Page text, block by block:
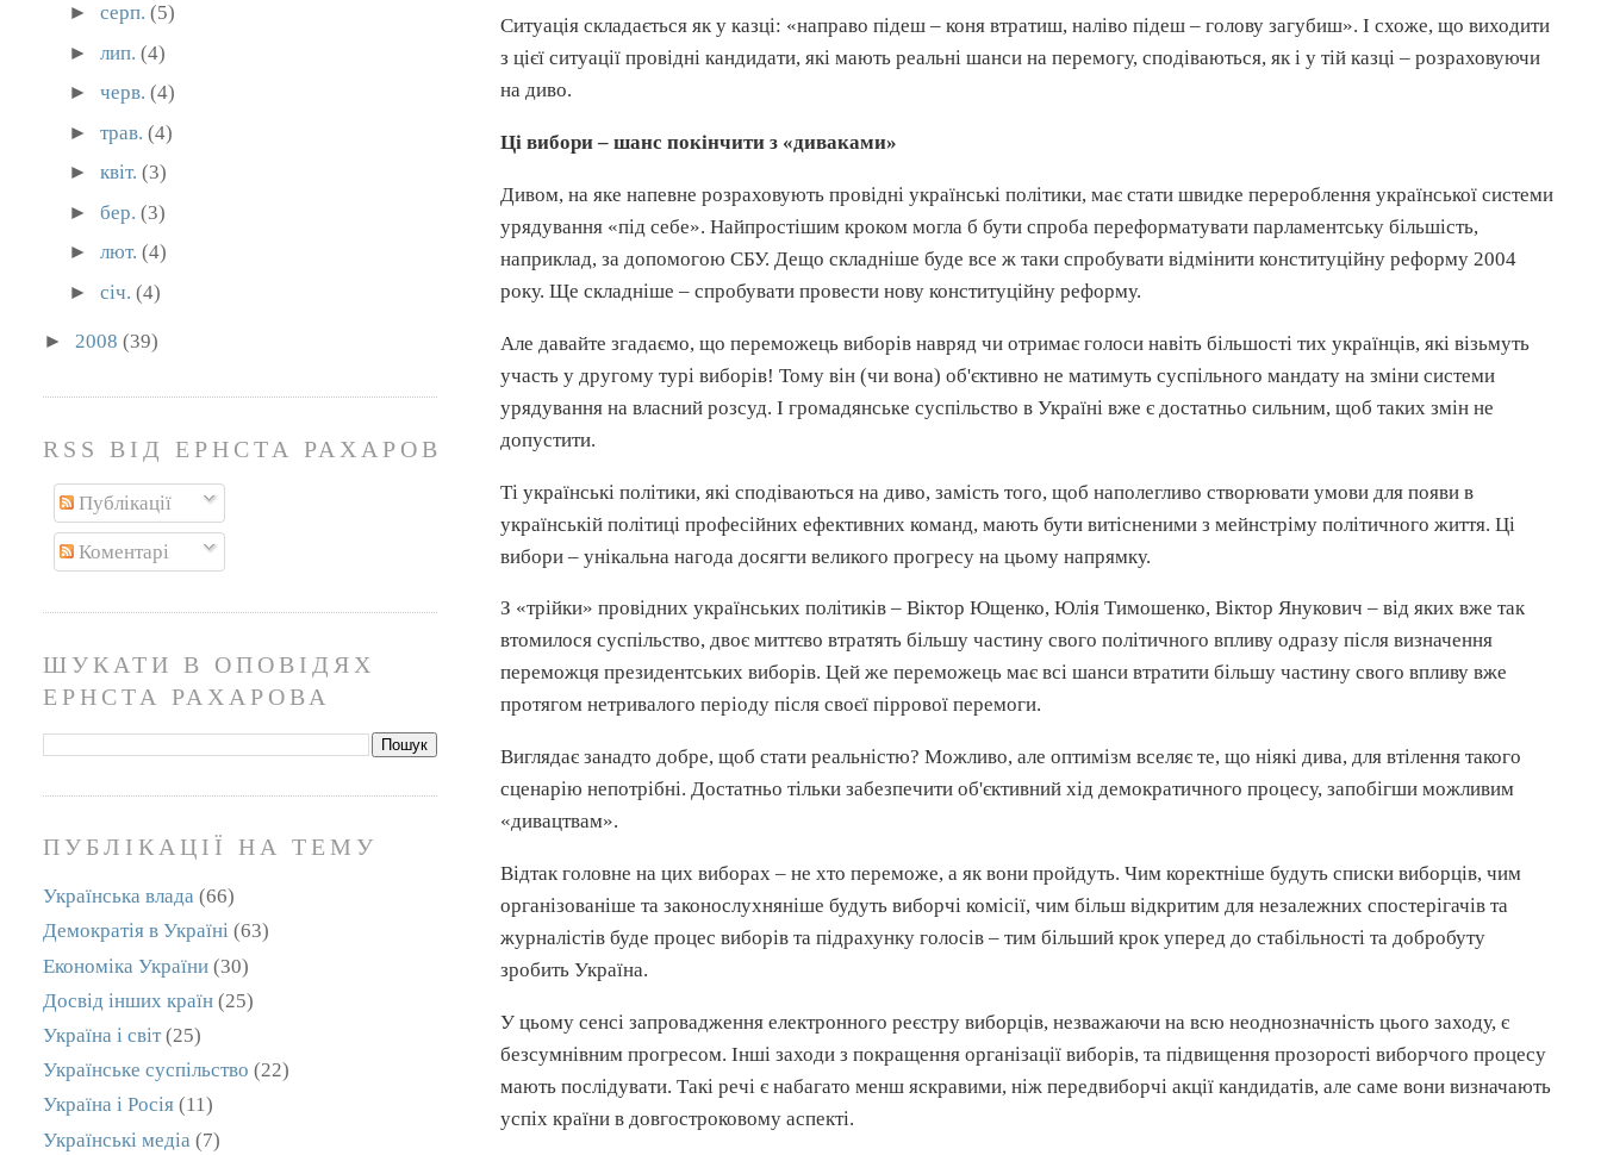
Ситуація складається як у казці: «направо підеш – коня втратиш, наліво підеш – голову загубиш». І схоже, що виходити
з цієї ситуації провідні кандидати, які мають реальні шанси на перемогу, сподіваються, як і у тій казці – розраховуючи
на диво.
Ці вибори – шанс покінчити з «диваками»
Дивом, на яке напевне розраховують провідні українські політики, має стати швидке перероблення української системи
урядування «під себе». Найпростішим кроком могла б бути спроба переформатувати парламентську більшість,
наприклад, за допомогою СБУ. Дещо складніше буде все ж таки спробувати відмінити конституційну реформу 2004
року. Ще складніше – спробувати провести нову конституційну реформу.
Але давайте згадаємо, що переможець виборів навряд чи отримає голоси навіть більшості тих українців, які візьмуть
участь у другому турі виборів! Тому він (чи вона) об'єктивно не матимуть суспільного мандату на зміни системи
урядування на власний розсуд. І громадянське суспільство в Україні вже є достатньо сильним, щоб таких змін не
допустити.
Ті українські політики, які сподіваються на диво, замість того, щоб наполегливо створювати умови для появи в
українській політиці професійних ефективних команд, мають бути витісненими з мейнстріму політичного життя. Ці
вибори – унікальна нагода досягти великого прогресу на цьому напрямку.
З «трійки» провідних українських політиків – Віктор Ющенко, Юлія Тимошенко, Віктор Янукович – від яких вже так
втомилося суспільство, двоє миттєво втратять більшу частину свого політичного впливу одразу після визначення
переможця президентських виборів. Цей же переможець має всі шанси втратити більшу частину свого впливу вже
протягом нетривалого періоду після своєї піррової перемоги.
Виглядає занадто добре, щоб стати реальністю? Можливо, але оптимізм вселяє те, що ніякі дива, для втілення такого
сценарію непотрібні. Достатньо тільки забезпечити об'єктивний хід демократичного процесу, запобігши можливим
«дивацтвам».
Відтак головне на цих виборах – не хто переможе, а як вони пройдуть. Чим коректніше будуть списки виборців, чим
організованіше та законослухняніше будуть виборчі комісії, чим більш відкритим для незалежних спостерігачів та
журналістів буде процес виборів та підрахунку голосів – тим більший крок уперед до стабільності та добробуту
зробить Україна.
У цьому сенсі запровадження електронного реєстру виборців, незважаючи на всю неоднозначність цього заходу, є
безсумнівним прогресом. Інші заходи з покращення організації виборів, та підвищення прозорості виборчого процесу
мають послідувати. Такі речі є набагато менш яскравими, ніж передвиборчі акції кандидатів, але саме вони визначають
успіх країни в довгостроковому аспекті.
► серп. (5)
► лип. (4)
► черв. (4)
► трав. (4)
► квіт. (3)
► бер. (3)
► лют. (4)
► січ. (4)
►2008(39)
RSS ВІД ЕРНСТА РАХАРОВА
Публікації
Коментарі
ШУКАТИ В ОПОВІДЯХ
ЕРНСТА РАХАРОВА
ПУБЛІКАЦІЇ НА ТЕМУ
Українська влада (66)
Демократія в Україні (63)
Економіка України (30)
Досвід інших країн (25)
Україна і світ (25)
Українське суспільство (22)
Україна і Росія (11)
Українські медіа (7)